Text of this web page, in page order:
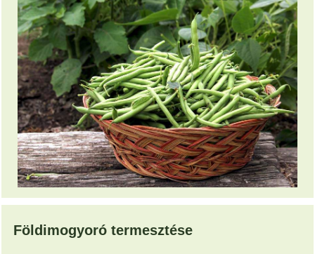
Földimogyoró termesztése